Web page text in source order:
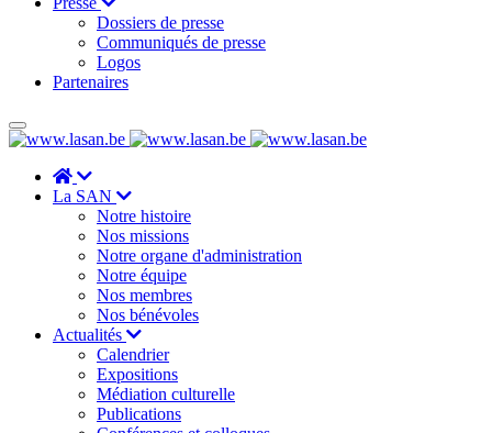
Dossiers de presse
Communiqués de presse
Logos
Partenaires
La SAN
Notre histoire
Nos missions
Notre organe d'administration
Notre équipe
Nos membres
Nos bénévoles
Actualités
Calendrier
Expositions
Médiation culturelle
Publications